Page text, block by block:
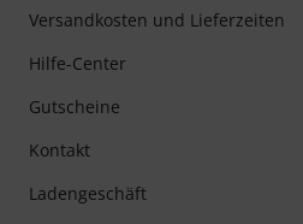
Versandkosten und Lieferzeiten
Hilfe-Center
Gutscheine
Kontakt
Ladengeschäft